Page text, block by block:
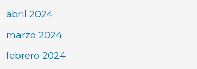
abril 2024
marzo 2024
febrero 2024